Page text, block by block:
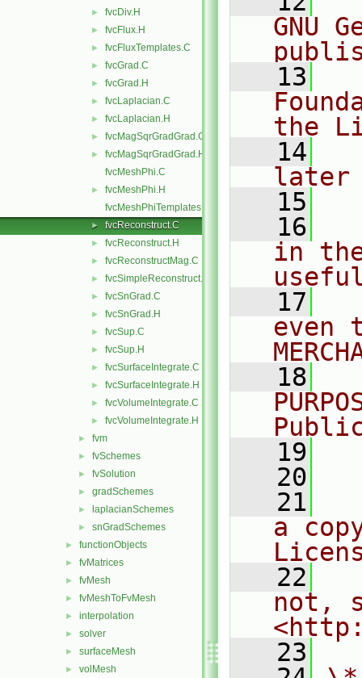
► fvcDiv.H
► fvcFlux.H
► fvcFluxTemplates.C
► fvcGrad.C
► fvcGrad.H
► fvcLaplacian.C
► fvcLaplacian.H
► fvcMagSqrGradGrad.C
►
fvcMagSqrGradGrad.H
fvcMeshPhi.C
►
fvcMeshPhi.H
fvcMeshPhiTemplates.C
► fvcReconstruct.C
► fvcReconstruct.H
► fvcReconstructMag.C
► fvcSimpleReconstruct.C
► fvcSnGrad.C
► fvcSnGrad.H
► fvcSup.C
► fvcSup.H
► fvcSurfaceIntegrate.C
► fvcSurfaceIntegrate.H
► fvcVolumeIntegrate.C
► fvcVolumeIntegrate.H
► fvm
► fvSchemes
► fvSolution
► gradSchemes
► laplacianSchemes
► snGradSchemes
► functionObjects
► fvMatrices
► fvMesh
► fvMeshToFvMesh
► interpolation
► solver
► surfaceMesh
► volMesh
GNU
   13
the
   14
later
   15
   16
in
   17
even
   18
   19
   20
   21
a
   22
not,
   23